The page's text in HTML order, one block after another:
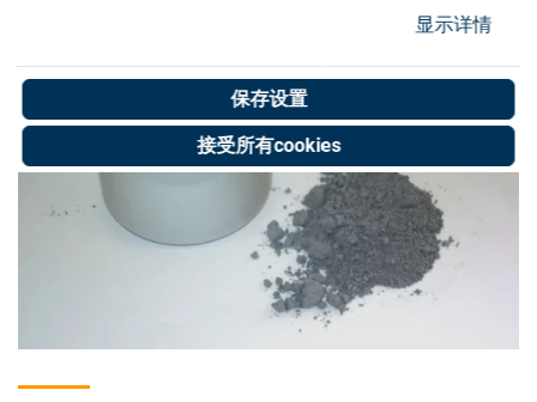
显示详情
保存设置
接受所有cookies